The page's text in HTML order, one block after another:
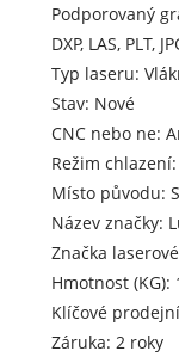
Podporovaný
DXP, LAS, PLT,
Typ laseru:
Stav: Nové
CNC nebo ne:
Režim
Místo původu:
Název značky:
Značka
Hmotnost (KG):
Klíčové
Záruka: 2 roky